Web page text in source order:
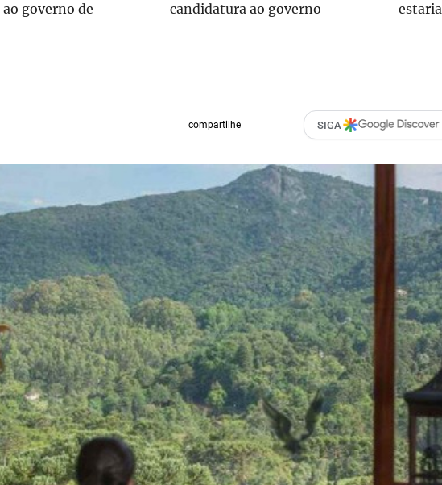
governo de
candidatura ao governo
compartilhe SIGA